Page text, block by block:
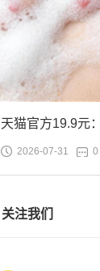
天猫官方19.9元
皂2斤大促
2026-07-31 0
关注我们